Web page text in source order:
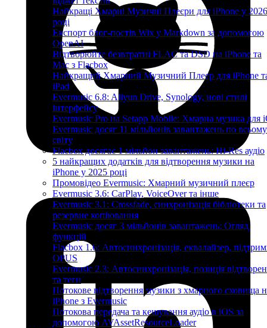
Найкращі Хмарні Музичні Плеєри для iPhone у 2026
році
Експорт блог-постів Wix у Markdown за допомогою
OpenAI
Відтворюйте безвтратні FLAC та DSD на iPhone та
Mac з Flacbox
Найкращий Хмарний Музичний Плеєр для iPhone
iPad
Evermusic 6.8: Aliyun Drive, Synology, нові стилі
інтерфейсу
Evermusic Pro на Setapp Mobile: Хмарна музика для
Evermusic досяг 11 мільйонів завантажень по всьому
світу
Flacbox досягає 1 мільйон завантажень: Hi-Res аудіо
5 найкращих додатків для відтворення музики на
iPhone у 2025 році
Промовідео Evermusic: Хмарний музичний плеєр
Evermusic 3.6: CarPlay, VoiceOver та інше
Evermusic 3.1: Crossfade, синхронізація бібліотеки та
резервне копіювання
Evermusic досяг 3 мільйонів завантажень: Огляд
функцій
Flacbox 1.6: Автосинхронізація, еквалайзер,
OPUS
Evermusic 2.3: Автосинхронізація, позиція
та теги
Потокове відтворення музики з хмарного сховища
iPhone з Evermusic
Потокова передача та кешування аудіо в iOS за
допомогою AVAssetResourceLoader